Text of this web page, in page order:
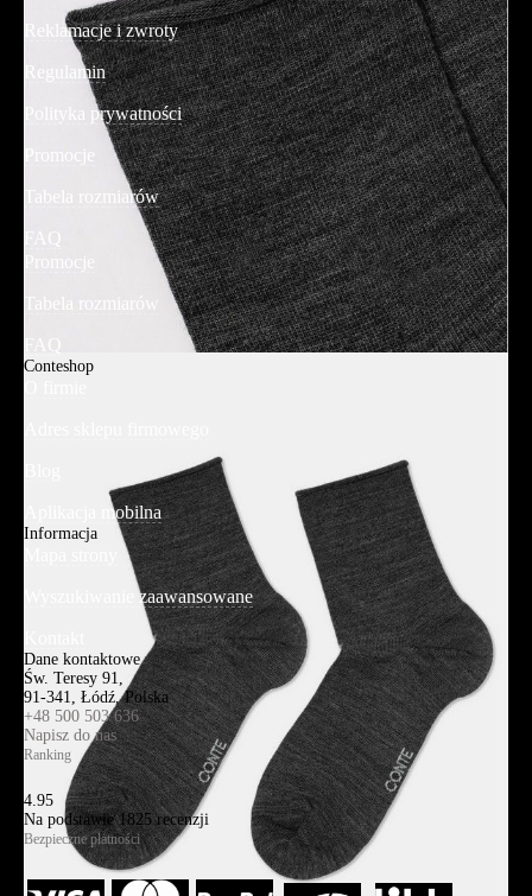
Reklamacje i zwroty
Regulamin
Polityka prywatności
Promocje
Tabela rozmiarów
FAQ
Promocje
Tabela rozmiarów
FAQ
Conteshop
Aplikacja mobilna
Informacja
Wyszukiwanie zaawansowane
Dane kontaktowe
Św. Teresy 91,
91-341, Łódź, Polska
+48 500 503 636
Napisz do nas
Ranking
4.95
Na podstawie1825recenzji
Bezpieczne płatności